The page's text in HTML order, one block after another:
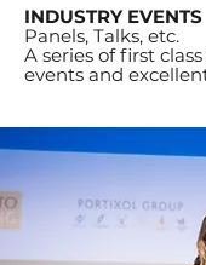
INDUSTRY EVENTS
Panels, Talks, etc.
A series of first
events and